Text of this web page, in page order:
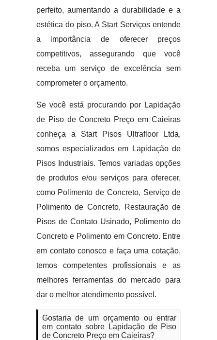
perfeito, aumentando a durabilidade e a
estética do piso. A Start Serviços entende
a importância de oferecer preços
competitivos, assegurando que você
receba um serviço de excelência sem
comprometer o orçamento.
Se você está procurando por Lapidação
de Piso de Concreto Preço em Caieiras
conheça a Start Pisos Ultrafloor Ltda,
somos especializados em Lapidação de
Pisos Industriais. Temos variadas opções
de produtos e/ou serviços para oferecer,
como Polimento de Concreto, Serviço de
Polimento de Concreto, Restauração de
Pisos de Contato Usinado, Polimento do
Concreto e Polimento em Concreto. Entre
em contato conosco e faça uma cotação,
temos competentes profissionais e as
melhores ferramentas do mercado para
dar o melhor atendimento possível.
Gostaria de um orçamento ou entrar
em contato sobre Lapidação de Piso
de Concreto Preço em Caieiras?